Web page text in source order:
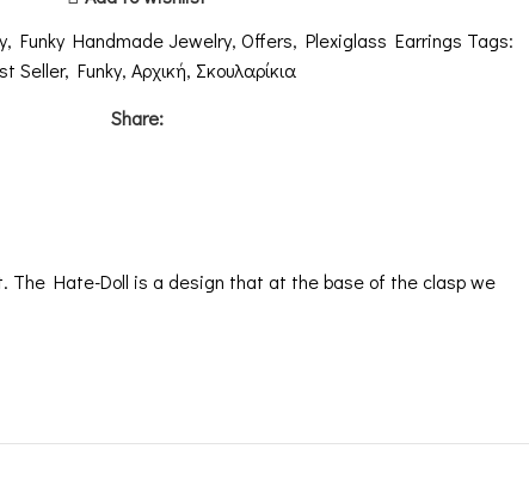
, Funky Handmade Jewelry, Offers, Plexiglass Earrings Tags:
Seller, Funky, Αρχική, Σκουλαρίκια
Share:
The Hate-Doll is a design that at the base of the clasp we